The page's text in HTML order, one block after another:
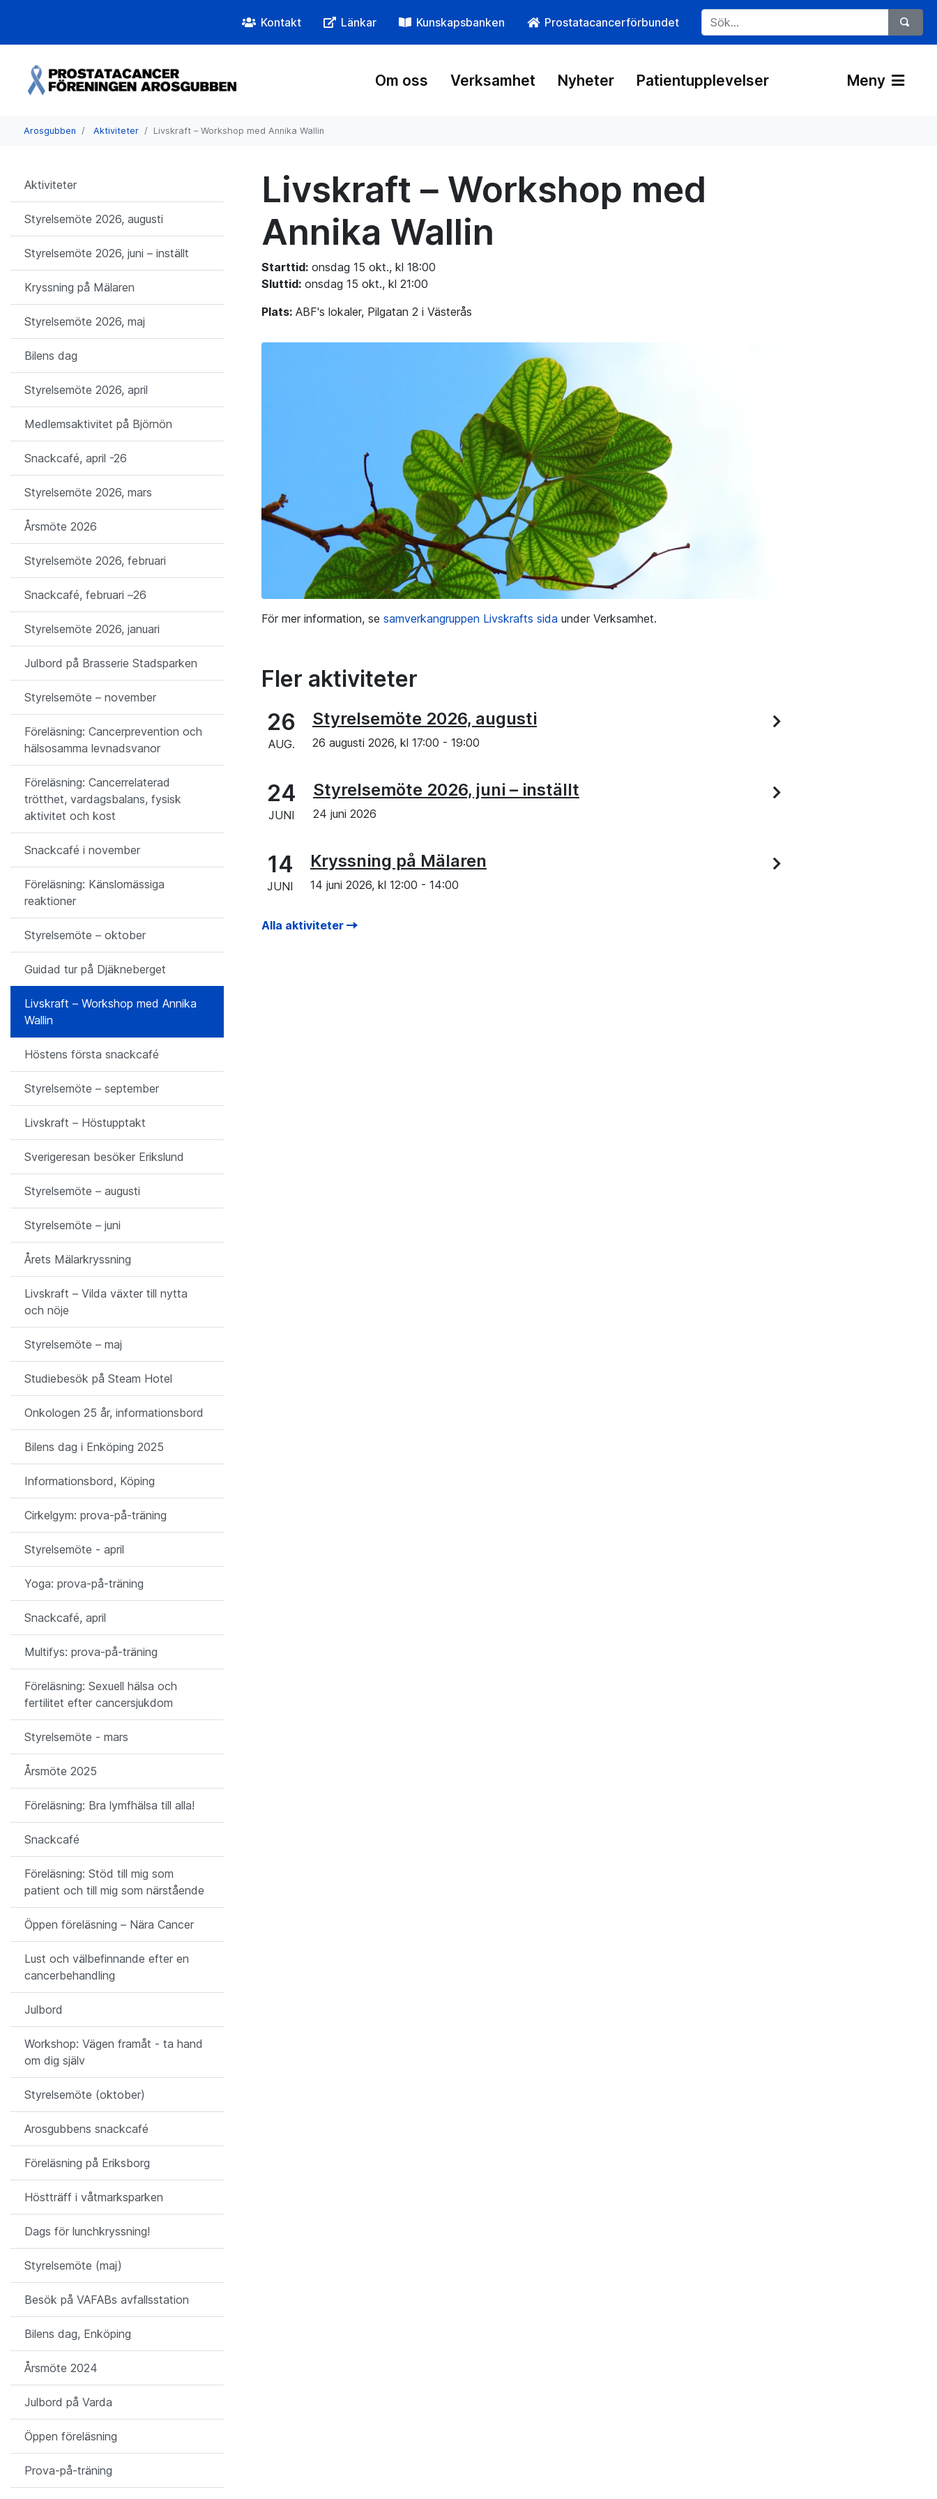
Kontakt Länkar Kunskapsbanken Prostatacancerförbundet
Om oss Verksamhet Nyheter Patientupplevelser Meny
Arosgubben Aktiviteter Livskraft – Workshop med Annika Wallin
Aktiviteter
Styrelsemöte 2026, augusti
Styrelsemöte 2026, juni – inställt
Kryssning på Mälaren
Styrelsemöte 2026, maj
Bilens dag
Styrelsemöte 2026, april
Medlemsaktivitet på Björnön
Snackcafé, april -26
Styrelsemöte 2026, mars
Årsmöte 2026
Styrelsemöte 2026, februari
Snackcafé, februari –26
Styrelsemöte 2026, januari
Julbord på Brasserie Stadsparken
Styrelsemöte – november
Föreläsning: Cancerprevention och
hälsosamma levnadsvanor
Föreläsning: Cancerrelaterad
trötthet, vardagsbalans, fysisk
aktivitet och kost
Snackcafé i november
Föreläsning: Känslomässiga
reaktioner
Styrelsemöte – oktober
Guidad tur på Djäkneberget
Livskraft – Workshop med Annika
Wallin
Höstens första snackcafé
Styrelsemöte – september
Livskraft – Höstupptakt
Sverigeresan besöker Erikslund
Styrelsemöte – augusti
Styrelsemöte – juni
Årets Mälarkryssning
Livskraft – Vilda växter till nytta
och nöje
Styrelsemöte – maj
Studiebesök på Steam Hotel
Onkologen 25 år, informationsbord
Bilens dag i Enköping 2025
Informationsbord, Köping
Cirkelgym: prova-på-träning
Styrelsemöte - april
Yoga: prova-på-träning
Snackcafé, april
Multifys: prova-på-träning
Föreläsning: Sexuell hälsa och
fertilitet efter cancersjukdom
Styrelsemöte - mars
Årsmöte 2025
Föreläsning: Bra lymfhälsa till alla!
Snackcafé
Föreläsning: Stöd till mig som
patient och till mig som närstående
Öppen föreläsning – Nära Cancer
Lust och välbefinnande efter en
cancerbehandling
Julbord
Workshop: Vägen framåt - ta hand
om dig själv
Styrelsemöte (oktober)
Arosgubbens snackcafé
Föreläsning på Eriksborg
Höstträff i våtmarksparken
Dags för lunchkryssning!
Styrelsemöte (maj)
Besök på VAFABs avfallsstation
Bilens dag, Enköping
Årsmöte 2024
Julbord på Varda
Öppen föreläsning
Prova-på-träning
Livskraft – Workshop med
Annika Wallin
Starttid: onsdag 15 okt., kl 18:00
Sluttid: onsdag 15 okt., kl 21:00
Plats: ABF's lokaler, Pilgatan 2 i Västerås
För mer information, se samverkangruppen Livskrafts sida under Verksamhet.
Fler aktiviteter
26
AUG.
Styrelsemöte 2026, augusti
26 augusti 2026, kl 17:00 - 19:00
24
JUNI
Styrelsemöte 2026, juni – inställt
24 juni 2026
14
JUNI
Kryssning på Mälaren
14 juni 2026, kl 12:00 - 14:00
Alla aktiviteter